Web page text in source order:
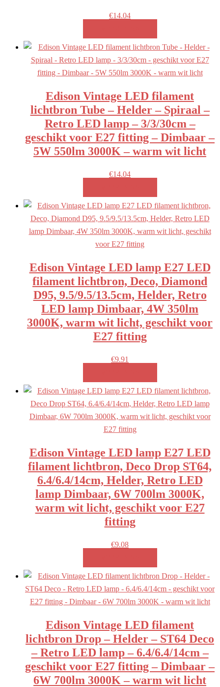
€14.04
Edison Vintage LED filament
lichtbron Tube – Helder – Spiraal –
Retro LED lamp – 3/3/30cm –
geschikt voor E27 fitting – Dimbaar –
5W 550lm 3000K – warm wit licht
€14.04
Edison Vintage LED lamp E27 LED
filament lichtbron, Deco, Diamond
D95, 9.5/9.5/13.5cm, Helder, Retro
LED lamp Dimbaar, 4W 350lm
3000K, warm wit licht, geschikt voor
E27 fitting
€9.91
Edison Vintage LED lamp E27 LED
filament lichtbron, Deco Drop ST64,
6.4/6.4/14cm, Helder, Retro LED
lamp Dimbaar, 6W 700lm 3000K,
warm wit licht, geschikt voor E27
fitting
€9.08
Edison Vintage LED filament
lichtbron Drop – Helder – ST64 Deco
– Retro LED lamp – 6.4/6.4/14cm –
geschikt voor E27 fitting – Dimbaar –
6W 700lm 3000K – warm wit licht